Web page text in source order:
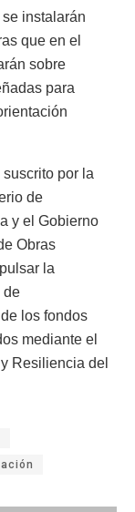
instalarán
que en el
sobre
para
por la
de
y el Gobierno
Obras
la
de
los fondos
mediante el
Resiliencia del